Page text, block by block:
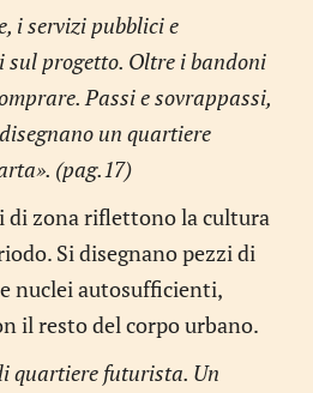
i servizi pubblici e
sul progetto. Oltre i bandoni
Passi e sovrappassi,
un quartiere
(pag.17)
di zona riflettono la cultura
Si disegnano pezzi di
nuclei autosufficienti,
il resto del corpo urbano.
quartiere futurista. Un